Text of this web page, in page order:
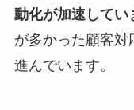
動化が加速してい
が多かった顧客対
進んでいます。